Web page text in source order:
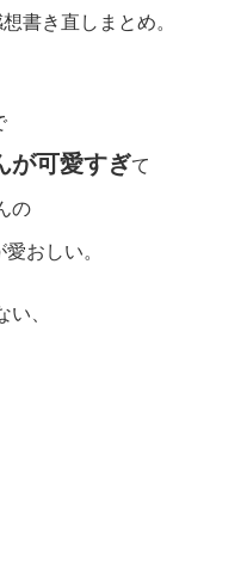
書き直しまとめ。
が可愛すぎて
の
愛おしい。
、